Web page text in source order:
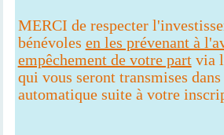
MERCI de respecter
bénévoles en les prévenant à
empêchement de votre partvia
qui vous seront transmises
automatique suite à votre